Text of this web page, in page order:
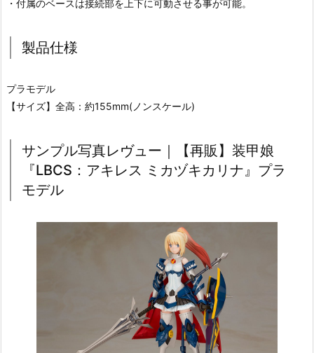
・付属のベースは接続部を上下に可動させる事が可能。
製品仕様
プラモデル
【サイズ】全高：約155mm(ノンスケール)
サンプル写真レヴュー｜【再販】装甲娘
『LBCS：アキレス ミカヅキカリナ』プラ
モデル